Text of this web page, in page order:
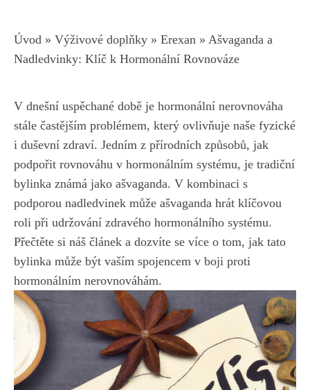
Úvod » Výživové doplňky » Erexan » Ašvaganda a
Nadledvinky: Klíč k Hormonální Rovnováze
V dnešní uspěchané době je hormonální nerovnováha⁤
stále častějším problémem, který ​ovlivňuje naše fyzické
i ⁢duševní zdraví. Jedním z⁣ přírodních způsobů, jak
podpořit rovnováhu v hormonálním systému, je tradiční
bylinka známá jako⁢ ašvaganda. ‌V kombinaci s
⁤podporou nadledvinek může ašvaganda hrát klíčovou‌
roli při udržování ‍zdravého‌ hormonálního systému.
Přečtěte si náš článek a dozvíte se⁣ více o tom, jak tato
bylinka může být vaším spojencem v ​boji proti⁤
hormonálním ‍nerovnováhám.